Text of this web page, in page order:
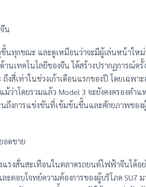
น
นทุกขณะ และดูเหมือนว่าจะมีผู้เล่นหน้าให
านเทคโนโลยีของจีน ได้สร้างปรากฏการณ์ค
สี่เท่าในช่วงเก้าเดือนแรกของปี โดยเฉพาะ
ม้ว่าโดยรวมแล้ว Model 3 จะยังคงครองตำ
ถึงการแข่งขันที่เข้มข้นขึ้นและศักยภาพขอ
อดขาย
รงสั่นสะเทือนในตลาดรถยนต์ไฟฟ้าจีนได้อย่
ะตอบโจทย์ความต้องการของผู้บริโภค